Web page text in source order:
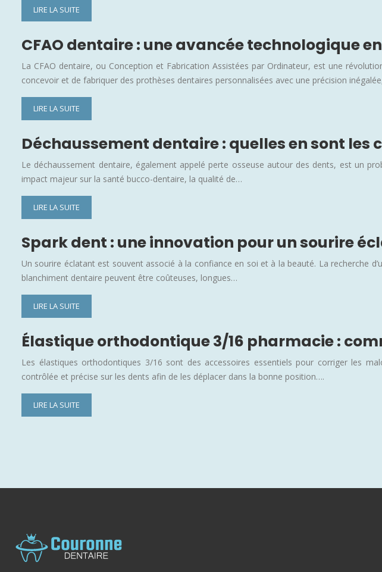
LIRE LA SUITE
CFAO dentaire : une avancée technologique
La CFAO dentaire, ou Conception et Fabrication Assistées par Ordinateur, est une
concevoir et de fabriquer des prothèses dentaires personnalisées avec une précision
LIRE LA SUITE
Déchaussement dentaire : quelles en sont les
Le déchaussement dentaire, également appelé perte osseuse autour des dents, est un
impact majeur sur la santé bucco-dentaire, la qualité de…
LIRE LA SUITE
Spark dent : une innovation pour un sourire
Un sourire éclatant est souvent associé à la confiance en soi et à la beauté. La recherche
blanchiment dentaire peuvent être coûteuses, longues…
LIRE LA SUITE
Élastique orthodontique 3/16 pharmacie :
Les élastiques orthodontiques 3/16 sont des accessoires essentiels pour corriger les
contrôlée et précise sur les dents afin de les déplacer dans la bonne position….
LIRE LA SUITE